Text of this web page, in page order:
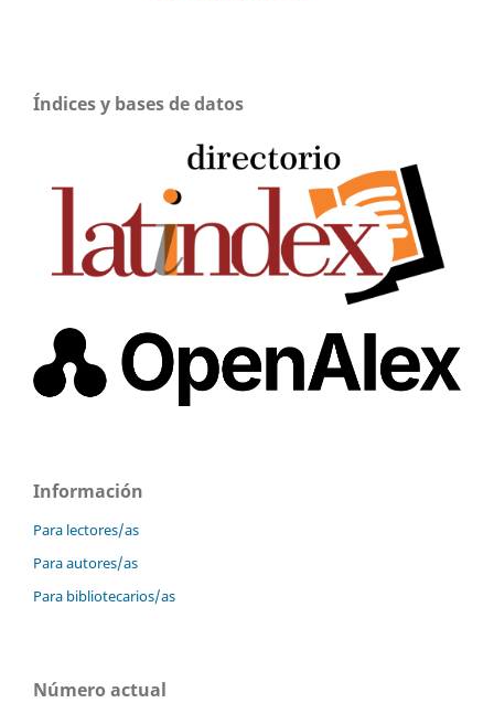
Índices y bases de datos
Información
Para lectores/as
Para autores/as
Para bibliotecarios/as
Número actual